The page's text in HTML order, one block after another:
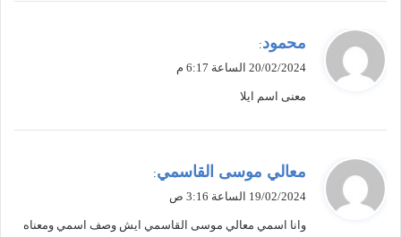
ل
محمود:
20/02/2024 الساعة 6:17 م
معنى اسم ايلا
ل
معالي موسى القاسمي:
19/02/2024 الساعة 3:16 ص
وانا اسمي معالي موسى القاسمي ايش وصف اسمي ومعناه